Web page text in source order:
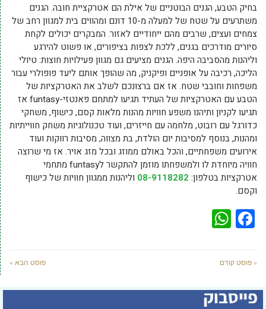
בחיק הטבע, הגנים הבוטניים של אילת הם אטרקציית חובה. הגנים
משתרעים על שטח של למעלה מ-10 דונם ומהווים בית למגוון רחב של
צמחים ועצים, שרבים מהם ייחודיים לאזור. המבקרים יכולים לקחת
סיורים מודרכים בגנים, ללכת לצפות בציפורים, או פשוט להירגע
וליהנות מהסביבה היפה. הגנים מציעים גם מגוון פעילויות חוצות: טיולי
הליכה, רכיבה על אופניים ופיקניק, מה שהופך אותם ליעד פופולרי עבור
משפחות וחובבי שטח. אז אם ברצונכם לשלב את האטרקציות של
הטבע עם האטרקציות של העתיד תגיעו למתחם פאנטזי-funtasy אז
תגיעו לקניון ותיהנו משפע חוויות מהנות מלאות קסם, כישוף, משחקי
כדורגל עם רובוט, מלחמה עם חייזרים, ועוד טכנולוגיות משחק חווייתיות
ומהנות, בנוסף למסיבות יום הולדת, בת מצווה, מסיבות רווקות ועוד
אירועים משפחתיים, והכל באולם ממוזג ובכל מזג אויר. אז מי שרוצה
חוויה מיוחדת לו ולמשפחתו מוזמן להתקשר לfuntasy מתחמי
אטרקציות בטלפון: 08-9118282 וליהנות ממגוון חוויות של כישוף
וקסם.
Facebook
« פוסט קודם פוסט הבא »